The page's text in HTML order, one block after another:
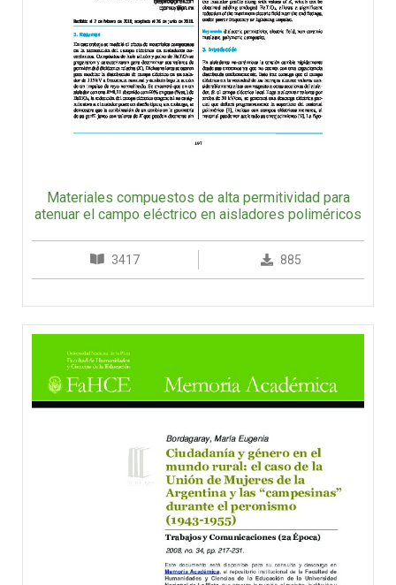
Materiales compuestos de alta permitividad para
atenuar el campo eléctrico en aisladores poliméricos
3417 885